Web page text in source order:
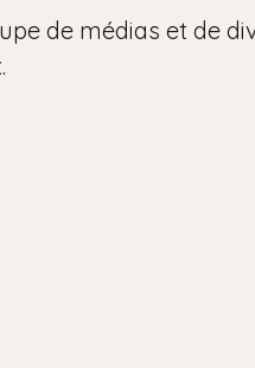
de médias et de